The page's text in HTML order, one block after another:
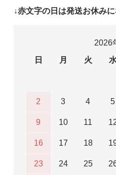
↓赤文字の日は発送お休みに
2026
日
月 火
2 3 4 5
9 10 11
16 17 18
23 24 25